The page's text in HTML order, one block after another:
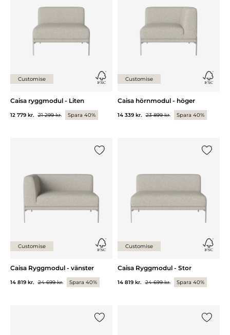
Customise
Caisa ryggmodul - Liten
12 779 kr. 21 299 kr. Spara 40%
Customise
Caisa hörnmodul - höger
14 339 kr. 23 899 kr. Spara 40%
Customise
Caisa Ryggmodul - vänster
14 819 kr. 24 699 kr. Spara 40%
Customise
Caisa Ryggmodul - Stor
14 819 kr. 24 699 kr. Spara 40%